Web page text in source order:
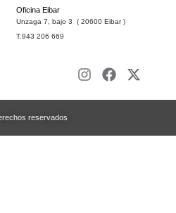
Oficina Eibar
Unzaga 7, bajo 3 ( 20600 Eibar )
T.943 206 669
reservados